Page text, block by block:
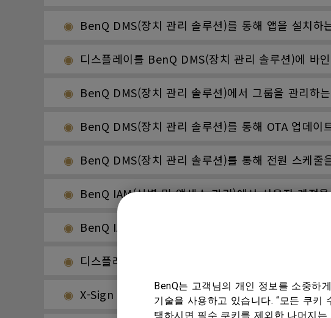
BenQ는 고객님의 개인 정보를 소중하
기술을 사용하고 있습니다. “모든 쿠키
택하시면 필수 쿠키를 제외한 나머지
BenQ DMS(장치 관리 솔루션)를 통해 앱을 설치하
디스플레이를 BenQ DMS(장치 관리 솔루션)에 바
BenQ DMS(장치 관리 솔루션)에서 그룹을 관리하
BenQ DMS(장치 관리 솔루션)를 통해 OTA 업데이
BenQ DMS(장치 관리 솔루션)를 통해 전원 스케줄
BenQ IAM(식별 및 액세스 관리)에서 사용자 계정
BenQ IAM(식별 및 액세스 관리)에서 사용자 역할을
디스플레이를 X-Sign Broadcast에 바인딩하는 방법
X-Sign Broadcast에서 메시지를 예약하는 방법은